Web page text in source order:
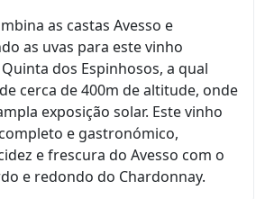
as castas Avesso e
as uvas para este vinho
dos Espinhosos, a qual
cerca de 400m de altitude, onde
exposição solar. Este vinho
e gastronómico,
e frescura do Avesso com o
e redondo do Chardonnay.